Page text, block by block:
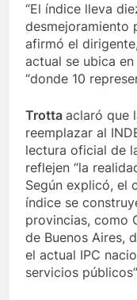
“El índice lleva
desmejoramiento
afirmó el
actual se ubica en
“donde 10
Trotta aclaró que
reemplazar al
lectura oficial de
reflejen “la
Según explicó, el
índice se
provincias, como
de Buenos Aires,
el actual IPC
servicios